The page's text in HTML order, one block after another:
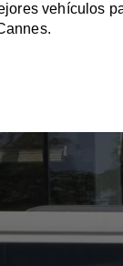
vehículos